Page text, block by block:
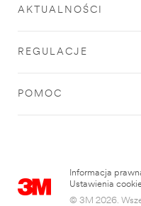
AKTUALNOŚCI
REGULACJE
POMOC
Informacja
Ustawienia
© 3M 2026.